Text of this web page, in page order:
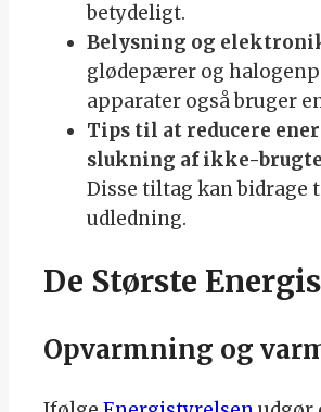
betydeligt.
Belysning og
glødepærer og
apparater også bruger
Tips til at reducere
slukning af ikke-brugte
Disse tiltag kan bidrage
udledning.
De Største
Opvarmning og